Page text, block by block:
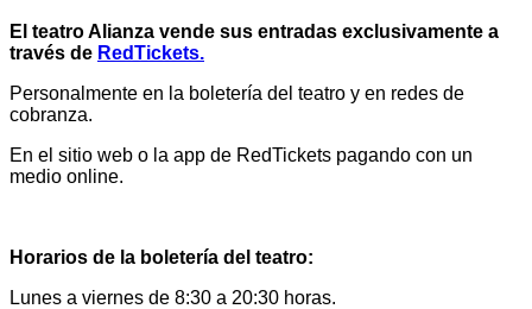
El teatro Alianza vende sus entradas exclusivamente a
través de RedTickets.
Personalmente en la boletería del teatro y en redes de
cobranza.
En el sitio web o la app de RedTickets pagando con un
medio online.
Horarios de la boletería del teatro:
Lunes a viernes de 8:30 a 20:30 horas.